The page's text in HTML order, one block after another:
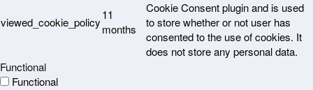
viewed_cookie_policy
11
months
Cookie Consent plugin and is used
to store whether or not user has
consented to the use of cookies. It
does not store any personal data.
Functional
Functional